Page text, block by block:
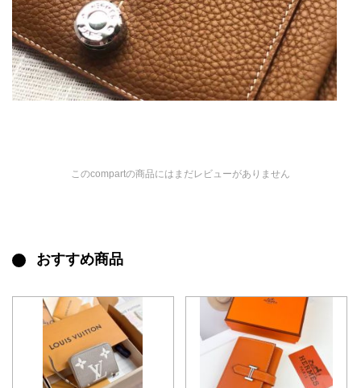
このcompartの商品にはまだレビューがありません
おすすめ商品